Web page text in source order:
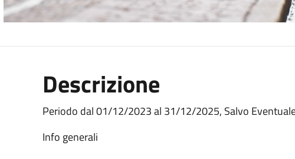
Descrizione
Periodo dal 01/12/2023 al 31/12/2025, Salvo
Info generali